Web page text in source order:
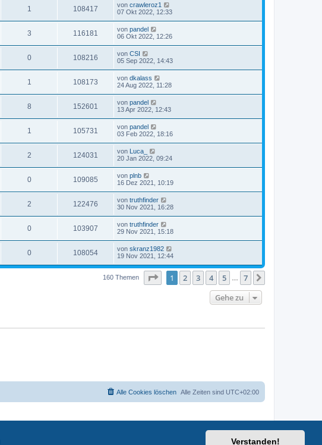
Verstanden!
1 108417 von crawleroz1
07 Okt 2022, 12:33
3 116181 von pandel
06 Okt 2022, 12:26
0 108216 von CSI
05 Sep 2022, 14:43
1 108173 von dkalass
24 Aug 2022, 11:28
8 152601 von pandel
13 Apr 2022, 12:43
1 105731 von pandel
03 Feb 2022, 18:16
2 124031 von Luca_
20 Jan 2022, 09:24
0 109085 von plnb
16 Dez 2021, 10:19
2 122476 von truthfinder
30 Nov 2021, 16:28
0 103907 von truthfinder
29 Nov 2021, 15:18
0 108054 von skranz1982
19 Nov 2021, 12:44
160 Themen Seite von7
1 2 3 4 5 7
Gehe zu
Alle Zeiten sind UTC+02:00
Alle Cookies löschen